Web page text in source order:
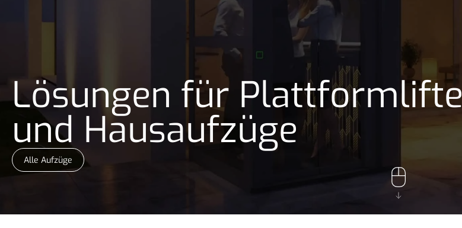
Lift-Lösungen
Lösungen für Plattformlifte
und Hausaufzüge
Alle Aufzüge